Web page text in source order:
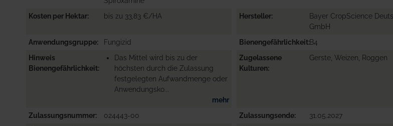
Kosten per Hektar bis zu 33,83 €/HA Hersteller
Bayer CropScience
GmbH
Anwendungsgruppe
Fungizid BienengefährlichkeitB4
Hinweis
Bienengefährlichkeit
Das Mittel wird bis zu der
höchsten durch die Zulassung
festgelegten Aufwandmenge oder
Anwendungsko...
mehr
Zugelassene
Kulturen
Gerste, Weizen, Roggen
Zulassungsnummer 024443-00 Zulassungsende
31.05.2027